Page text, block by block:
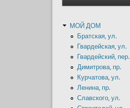
МОЙ ДОМ
Братская, ул.
Гвардейская, ул.
Гвардейский, пер.
Димитрова, пр.
Курчатова, ул.
Ленина, пр.
Славского, ул.